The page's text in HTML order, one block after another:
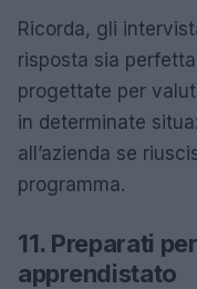
Ricorda, gli
risposta sia
progettate per
in determinate
all’azienda se
programma.
11. Preparati
apprendistato